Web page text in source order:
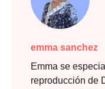
emma sanchez
Emma se
reproducción de